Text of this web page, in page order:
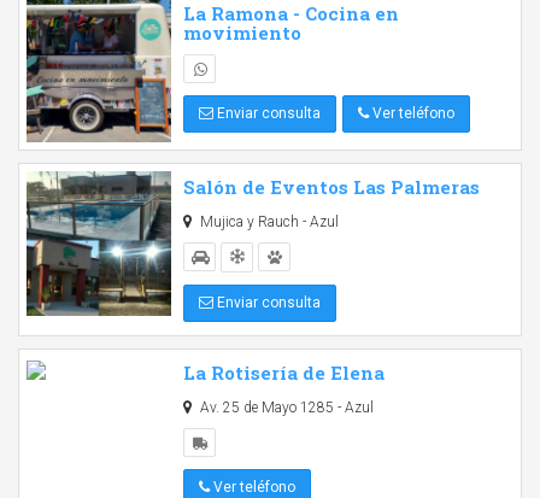
La Ramona - Cocina en
movimiento
Enviar consulta Ver teléfono
Salón de Eventos Las Palmeras
Mujica y Rauch - Azul
Enviar consulta
La Rotisería de Elena
Av. 25 de Mayo 1285 - Azul
Ver teléfono